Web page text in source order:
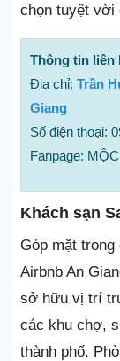
chọn tuyệt vời
Thông tin liên
Địa chỉ: Trần
Giang
Số điện thoại:
Fanpage:
Khách sạn
Góp mặt
Airbnb An
sở hữu vị trí
các khu chợ,
thành phố.